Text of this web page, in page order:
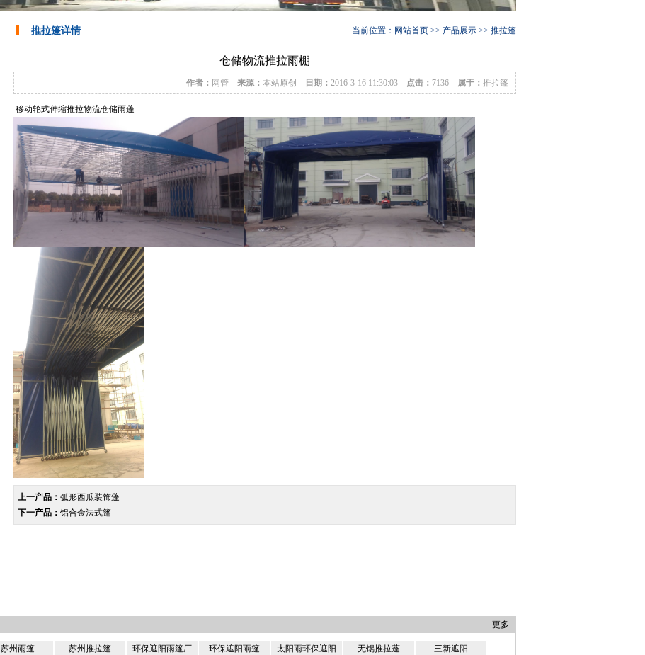
当前位置： 网站首页 >> 产品展示 >> 推拉篷
推拉篷详情
仓储物流推拉雨棚
作者： 网管 来源： 本站原创 日期： 2016-3-16 11:30:03 点击： 7136 属于： 推拉篷
移动轮式伸缩推拉物流仓储雨蓬
上一产品： 弧形西瓜装饰蓬
下一产品： 铝合金法式篷
更多
苏州雨篷 苏州推拉篷 环保遮阳雨篷厂 环保遮阳雨篷 太阳雨环保遮阳 无锡推拉蓬 三新遮阳